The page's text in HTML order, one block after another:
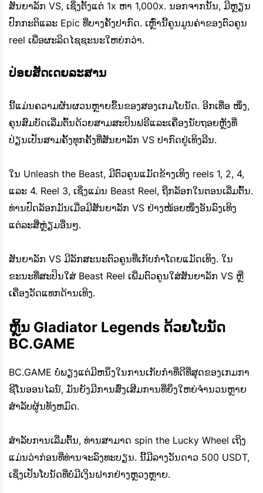
ສັນຍາລັກ VS, ເຊິ່ງຕັ້ງແຕ່ 1x ຫາ 1,000x. ນອກຈາກນັ້ນ, ມີຫຼຽນ
ປົກກະຕິແລະ Epic ທີ່ບາງຄັ້ງປາກົດ. ເຫຼົ່ານີ້ຄູນມູນຄ່າຂອງຕົວຄູນ
reel ເພື່ອຜະລິດໄຊຊະນະໃຫຍ່ກວ່າ.
ປ່ອຍ​ສັດ​ເດຍ​ລະ​ສານ
ນີ້ແມ່ນຄວາມຜັນຜວນຫຼາຍຂຶ້ນຂອງສອງເກມໂບນັດ. ອີກເທື່ອ ໜຶ່ງ,
ຄຸນສົມບັດເລີ່ມຕົ້ນດ້ວຍສາມສະປິນຟຣີແລະເຄື່ອງນັບຖອຍຫຼັງທີ່
ປ່ຽນເປັນສາມຄັ້ງທຸກຄັ້ງທີ່ສັນຍາລັກ VS ປາກົດຢູ່ເທິງລີນ.
ໃນ Unleash the Beast, ມີຕົວຄູນແມັດຂ້າງເທິງ reels 1, 2, 4,
ແລະ 4. Reel 3, ເຊິ່ງແມ່ນ Beast Reel, ຖືກລັອກໃນຕອນເລີ່ມຕົ້ນ.
ທ່ານປົດລັອກມັນເມື່ອມີສັນຍາລັກ VS ຢ່າງໜ້ອຍໜຶ່ງອັນລົງເທິງ
ແຕ່ລະສີ່ຫຼ່ຽມອື່ນໆ.
ສັນຍາລັກ VS ມີລັກສະນະຕົວຄູນທີ່ເກັບກໍາໂດຍແມັດເທິງ. ໃນ
ຂະນະທີ່ສະປິນໃສ່ Beast Reel ເພີ່ມຕົວຄູນໃສ່ສັນຍາລັກ VS ຫຼື
ເຄື່ອງວັດແທກດ້ານເທິງ.
ຫຼິ້ນ Gladiator Legends ດ້ວຍໂບນັດ
BC.GAME
BC.GAME ບໍ່ພຽງແຕ່ມີຫນຶ່ງໃນການເກັບກໍາທີ່ດີທີ່ສຸດຂອງເກມກາ
ຊີໂນອອນໄລນ໌, ມັນຍັງມີການສົ່ງເສີມການທີ່ຍິ່ງໃຫຍ່ຈໍານວນຫຼາຍ
ສໍາລັບຜູ້ນທັງຫມົດ.
ສໍາລັບການເລີ່ມຕົ້ນ, ທ່ານສາມາດ spin the Lucky Wheel ເຖິງ
ແມ່ນວ່າກ່ອນທີ່ທ່ານຈະລົງທະບຽນ. ນີ້ມີລາງວັນດາວ 500 USDT,
ເຊິ່ງເປັນໂບນັດທີ່ບໍ່ມີເງິນຝາກຢ່າງຫຼວງຫຼາຍ.